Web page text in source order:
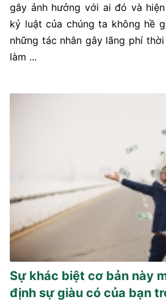
gây ảnh hưởng với ai đó và
kỷ luật của chúng ta không hề
những tác nhân gây lãng phí
làm ...
Sự khác biệt cơ bản này
định sự giàu có của bạn